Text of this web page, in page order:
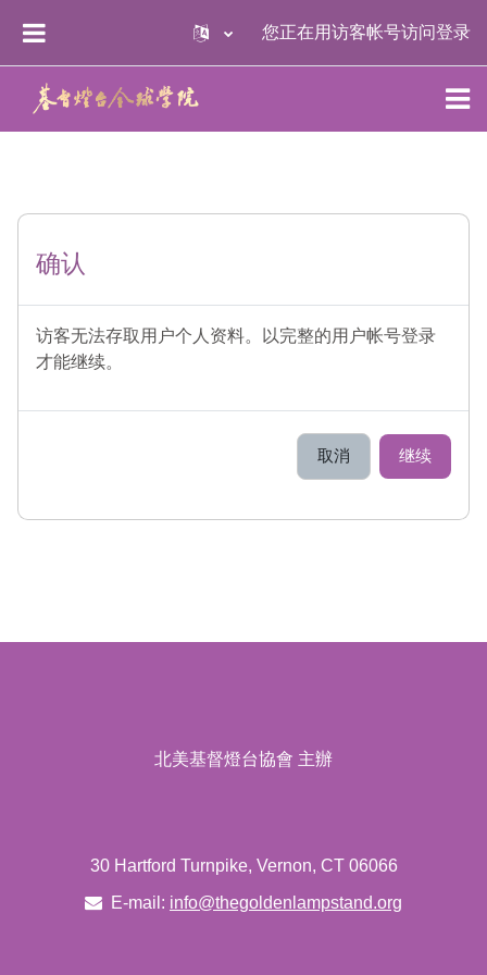
您正在用访客帐号访问登录
确认
访客无法存取用户个人资料。以完整的用户帐号登录
才能继续。
取消 继续
北美基督燈台協會 主辦
30 Hartford Turnpike, Vernon, CT 06066
E-mail: info@thegoldenlampstand.org